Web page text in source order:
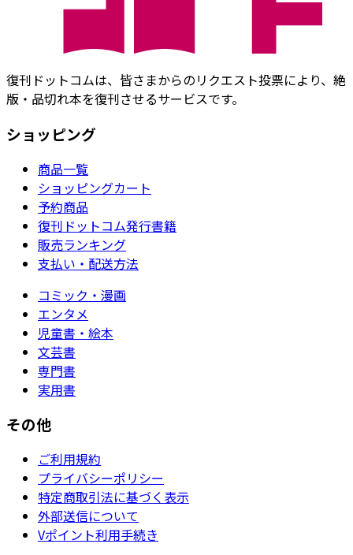
復刊ドットコムは、皆さまからのリクエスト投票により、絶
版・品切れ本を復刊させるサービスです。
ショッピング
商品一覧
ショッピングカート
予約商品
復刊ドットコム発行書籍
販売ランキング
支払い・配送方法
コミック・漫画
エンタメ
児童書・絵本
文芸書
専門書
実用書
その他
ご利用規約
プライバシーポリシー
特定商取引法に基づく表示
外部送信について
Vポイント利用手続き